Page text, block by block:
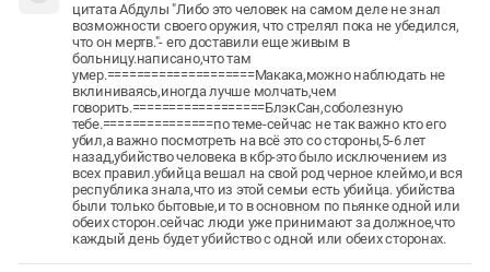
цитата Абдулы "Либо это человек на самом деле не знал
возможности своего оружия, что стрелял пока не убедился,
что он мертв."- его доставили еще живым в
больницу.написано,что там
умер.====================Макака,можно наблюдать не
вклиниваясь,иногда лучше молчать,чем
говорить.==================БлэкСан,соболезную
тебе.===============по теме-сейчас не так важно кто его
убил,а важно посмотреть на всё это со стороны,5-6 лет
назад,убийство человека в кбр-это было исключением из
всех правил.убийца вешал на свой род черное клеймо,и вся
республика знала,что из этой семьи есть убийца. убийства
были только бытовые,и то в основном по пьянке одной или
обеих сторон.сейчас люди уже принимают за должное,что
каждый день будет убийство с одной или обеих сторонах.